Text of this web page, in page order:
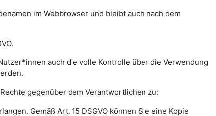
im Webbrowser und bleibt auch nach dem
auch die volle Kontrolle über die Verwendung
gegenüber dem Verantwortlichen zu:
Gemäß Art. 15 DSGVO können Sie eine Kopie